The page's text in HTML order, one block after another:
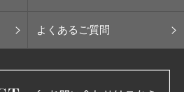
よくあるご質問